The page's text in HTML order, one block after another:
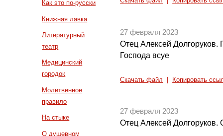
Как это по-русски
Книжная лавка
Литературный
театр
Медицинский
городок
Молитвенное
правило
На стыке
О душевном
27 февраля 2023
Отец Алексей
Господа всуе
Скачать файл Копировать
27 февраля 2023
Отец Алексей